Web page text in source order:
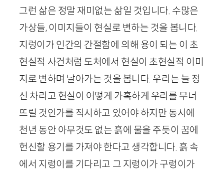
그런 삶은 정말 재미없는 삶일 것입니다. 수많은
가상들, 이미지들이 현실로 변하는 것을 봅니다.
지렁이가 인간의 간절함에 의해 용이 되는 이 초
현실적 사건처럼 도처에서 현실이 초현실적 이미
지로 변하며 날아가는 것을 봅니다. 우리는 늘 정
신 차리고 현실이 어떻게 가혹하게 우리를 무너
뜨릴 것인가를 직시하고 있어야 하지만 동시에
천년 동안 아무것도 없는 흙에 물을 주듯이 꿈에
헌신할 용기를 가져야 한다고 생각합니다. 흙 속
에서 지렁이를 기다리고 그 지렁이가 구렁이가